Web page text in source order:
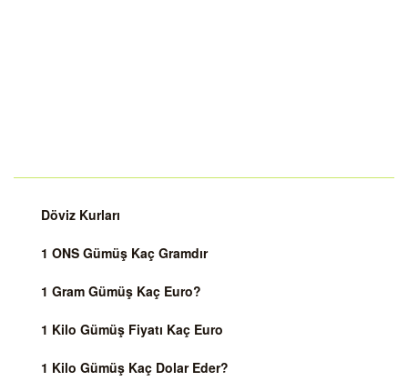
Döviz Kurları
1 ONS Gümüş Kaç Gramdır
1 Gram Gümüş Kaç Euro?
1 Kilo Gümüş Fiyatı Kaç Euro
1 Kilo Gümüş Kaç Dolar Eder?